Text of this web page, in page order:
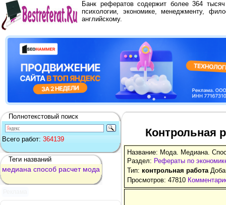
Банк рефератов содержит более 364
психологии, экономике, менеджменту,
английскому.
Полнотекстовый поиск
Всего работ: 364139
Теги названий
медиана способ расчет мода
Контрольная
Название: Мода. Медиана.
Раздел: Рефераты по
Тип: контрольная работа
Просмотров: 47810